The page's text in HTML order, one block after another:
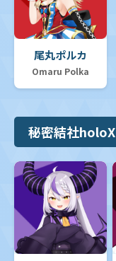
尾丸ポルカ
Omaru Polka
秘密結社holoX